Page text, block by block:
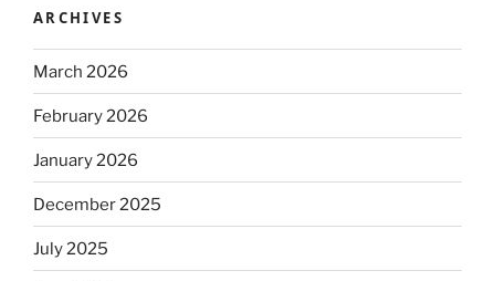
ARCHIVES
March 2026
February 2026
January 2026
December 2025
July 2025